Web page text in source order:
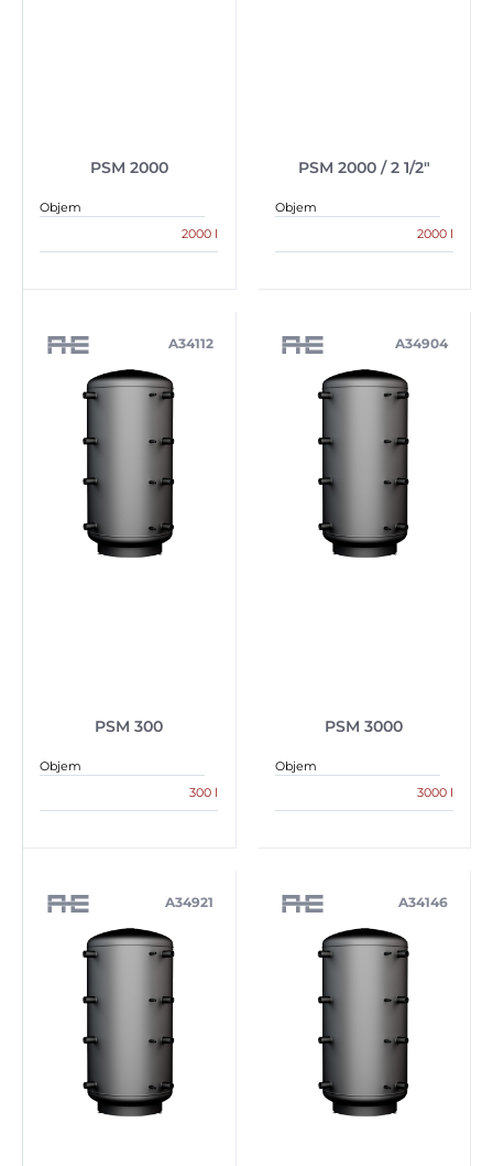
PSM 2000
Objem
2000 l
PSM 2000 / 2 1/2″
Objem
2000 l
PSM 300
A34112
Objem
300 l
PSM 3000
A34904
Objem
3000 l
A34921 A34146